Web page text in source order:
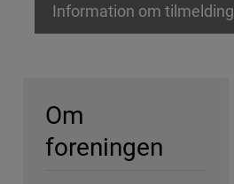
Information om tilmelding
Om
foreningen